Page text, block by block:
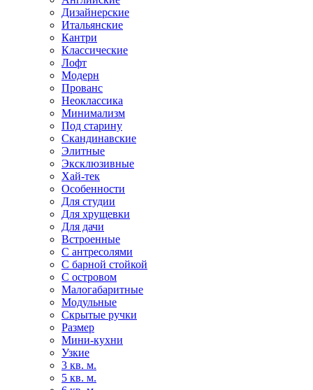
Дизайнерские
Итальянские
Кантри
Классические
Лофт
Модерн
Прованс
Неоклассика
Минимализм
Под старину
Скандинавские
Элитные
Эксклюзивные
Хай-тек
Особенности
Для студии
Для хрущевки
Для дачи
Встроенные
С антресолями
С барной стойкой
С островом
Малогабаритные
Модульные
Скрытые ручки
Размер
Мини-кухни
Узкие
3 кв. м.
5 кв. м.